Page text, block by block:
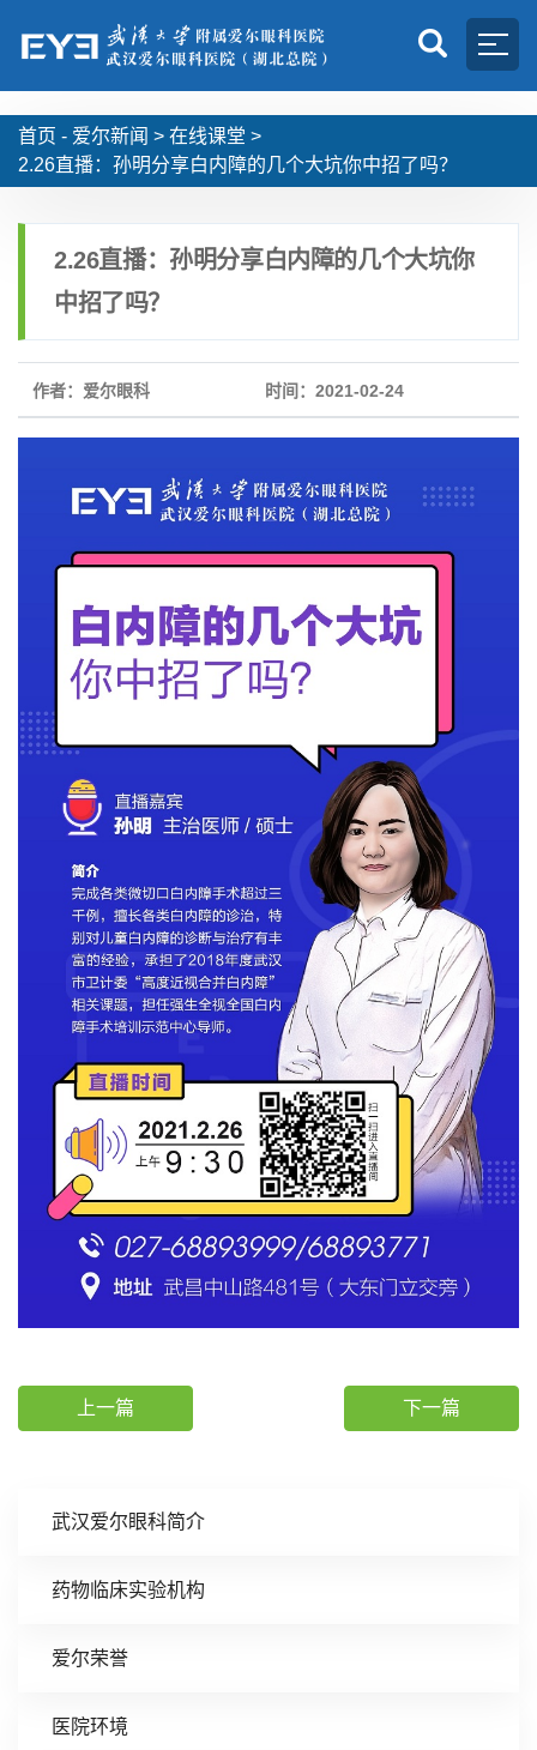
首页 - 爱尔新闻 > 在线课堂 >
2.26直播：孙明分享白内障的几个大坑你中招了吗？
武汉爱尔眼科简介
药物临床实验机构
爱尔荣誉
医院环境
2.26直播：孙明分享白内障的几个大坑你
中招了吗？
作者：爱尔眼科 时间：2021-02-24
上一篇 下一篇